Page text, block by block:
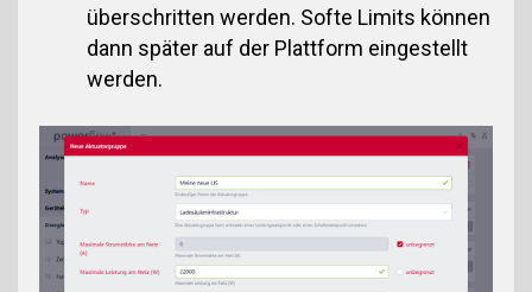
überschritten werden. Softe Limits können
dann später auf der Plattform eingestellt
werden.